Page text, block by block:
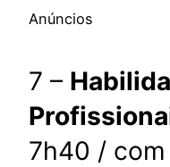
Anúncios
7 –
7h40 /